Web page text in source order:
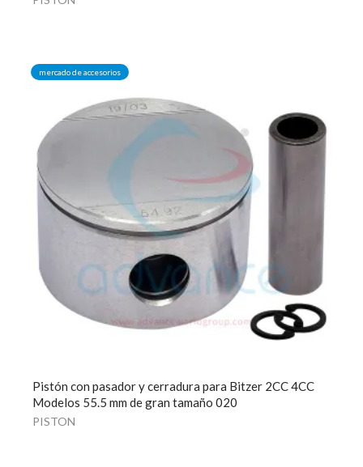
mercado de accesorios
Pistón con pasador y cerradura para Bitzer 2CC 4CC
Modelos 55.5 mm de gran tamaño 020
PISTON